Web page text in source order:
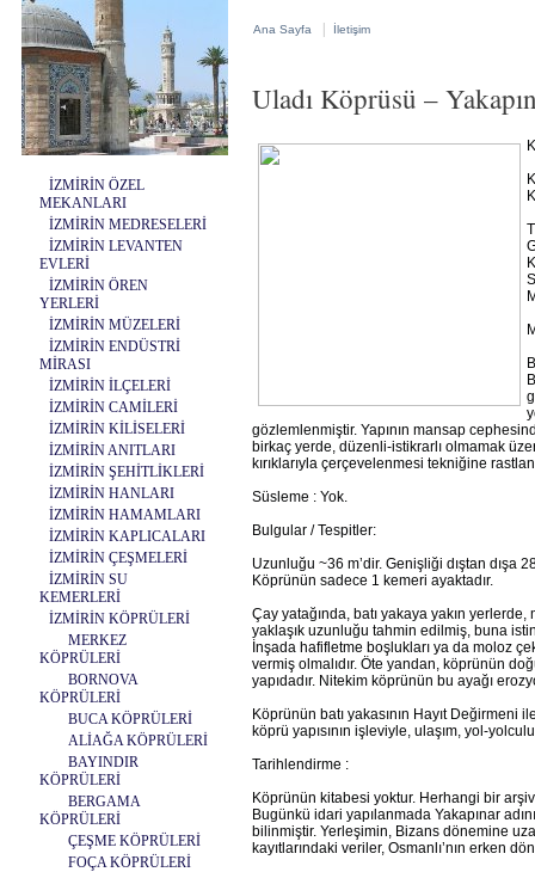
İZMİRİN ÖZEL
MEKANLARI
İZMİRİN MEDRESELERİ
İZMİRİN LEVANTEN
EVLERİ
İZMİRİN ÖREN
YERLERİ
İZMİRİN MÜZELERİ
İZMİRİN ENDÜSTRİ
MİRASI
İZMİRİN İLÇELERİ
İZMİRİN CAMİLERİ
İZMİRİN KİLİSELERİ
İZMİRİN ANITLARI
İZMİRİN ŞEHİTLİKLERİ
İZMİRİN HANLARI
İZMİRİN HAMAMLARI
İZMİRİN KAPLICALARI
İZMİRİN ÇEŞMELERİ
İZMİRİN SU
KEMERLERİ
İZMİRİN KÖPRÜLERİ
MERKEZ
KÖPRÜLERİ
BORNOVA
KÖPRÜLERİ
BUCA KÖPRÜLERİ
ALİAĞA KÖPRÜLERİ
BAYINDIR
KÖPRÜLERİ
BERGAMA
KÖPRÜLERİ
ÇEŞME KÖPRÜLERİ
FOÇA KÖPRÜLERİ
Ana Sayfa İletişim
Uladı Köprüsü –
gözlemlenmiştir. Yapının mansap
birkaç yerde, düzenli-istikrarlı olmamak
kırıklarıyla çerçevelenmesi tekniğine
Süsleme : Yok.
Bulgular / Tespitler:
Uzunluğu ~36 m’dir. Genişliği dıştan dışa
Köprünün sadece 1 kemeri ayaktadır.
Çay yatağında, batı yakaya yakın
yaklaşık uzunluğu tahmin edilmiş, buna
İnşada hafifletme boşlukları ya da moloz
vermiş olmalıdır. Öte yandan, köprünün
yapıdadır. Nitekim köprünün bu ayağı
Köprünün batı yakasının Hayıt
köprü yapısının işleviyle, ulaşım, yol-
Tarihlendirme :
Köprünün kitabesi yoktur. Herhangi bir
Bugünkü idari yapılanmada Yakapınar
bilinmiştir. Yerleşimin, Bizans dönemine
kayıtlarındaki veriler, Osmanlı’nın erken